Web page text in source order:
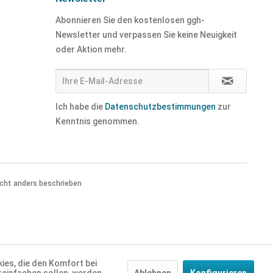
Abonnieren Sie den kostenlosen ggh-
Newsletter und verpassen Sie keine Neuigkeit
oder Aktion mehr.
Ich habe die Datenschutzbestimmungen zur
Kenntnis genommen.
anders beschrieben
die den Komfort bei